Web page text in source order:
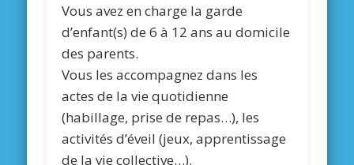
Vous avez en charge la garde
d’enfant(s) de 6 à 12 ans au domicile
des parents.
Vous les accompagnez dans les
actes de la vie quotidienne
(habillage, prise de repas…), les
activités d’éveil (jeux, apprentissage
de la vie collective…).